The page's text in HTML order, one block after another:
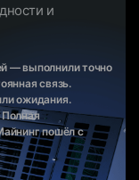
и
— выполнили точно
связь.
ожидания.
пошёл с